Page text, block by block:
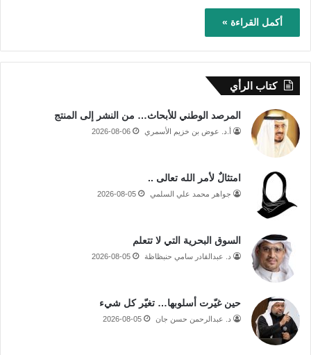
أكمل القراءة »
كتاب الرأي
المرصد الوطني للأبحاث… من النشر إلى المنتج
أ.د. عوض بن خزيم الأسمري 2026-08-06
امتثالٌ لأمر الله تعالى ..
جواهر محمد علي السلمي 2026-08-05
السوق البحرية التي لا تتعلم
د. عبدالقادر سامي حنبظاظة 2026-08-05
حين غيّرت أسلوبها… تغيّر كل شيء
د. عبدالرحمن حسن جان 2026-08-05